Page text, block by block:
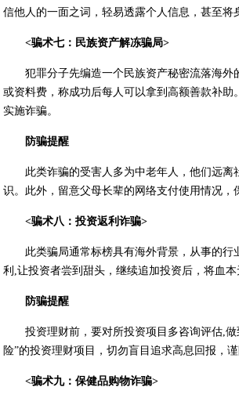
信他人的一面之词，轻易透露个人信息，甚至将
<骗术七：民族资产解冻骗局>
犯罪分子先编造一个民族资产秘密流落海
或资料费，称成功后每人可以拿到高额善款补助
实施诈骗。
防骗提醒
此类诈骗的受害人多为中老年人，他们远
识。此外，留意父母长辈的网络支付使用情况，
<骗术八：投资返利诈骗>
此类骗局通常标榜具有海外背景，从事的
利,让投资者尝到甜头，继续追加投资后，将血本
防骗提醒
投资理财前，要对所投资项目多咨询评估,
险”的投资理财项目，切勿盲目追求高息回报，谨
<骗术九：保健品购物诈骗>